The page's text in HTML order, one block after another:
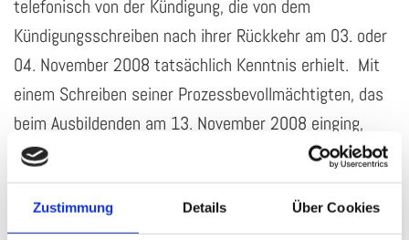
Zustimmung Details Über Cookies
telefonisch von der Kündigung, die von dem
Kündigungsschreiben nach ihrer Rückkehr am 03. oder
04. November 2008 tatsächlich Kenntnis erhielt. Mit
einem Schreiben seiner Prozessbevollmächtigten, das
beim Ausbildenden am 13. November 2008 einging,
wies der Kläger die Kündigung nach § 174 Satz 1 BGB
zurück, weil der Kündigung keine Vollmachtsurkunde
beigefügt war. Mit seiner Klage begehrt der Kläger die